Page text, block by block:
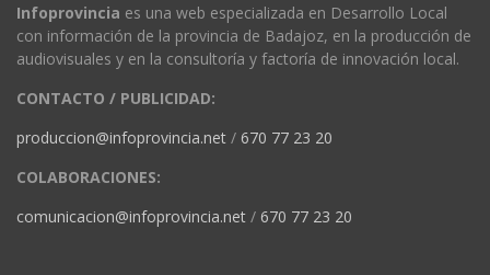
Infoprovincia es una web especializada en Desarrollo Local
con información de la provincia de Badajoz, en la producción de
audiovisuales y en la consultoría y factoría de innovación local.
CONTACTO / PUBLICIDAD:
produccion@infoprovincia.net / 670 77 23 20
COLABORACIONES:
comunicacion@infoprovincia.net / 670 77 23 20